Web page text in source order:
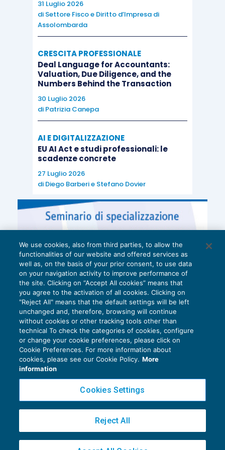
approvazione del bilancio 2018qualora, sulla
base di dati rinvenibili in tale bilancio,
in società “non finanziarie”
elementi patrimoniali di natura finanziaria
intercorrenti con i medesimi soggetti
“partecipati”(per esempio, i crediti da
garanzie rilasciate,sia superiore al 50% del
totale dell’attivo patrimoniale
aumentato dell’importo complessivo delle
eventuali garanzie prestate e degli impegni ad
erogare fondi assunti dalla società e non iscritti
all’attivo dello Stato patrimoniale).
31 Luglio 2026
di Settore Fisco e Diritto d’Impresa di
Assolombarda
CRESCITA PROFESSIONALE
Deal Language for Accountants:
Valuation, Due Diligence, and the
Numbers Behind the Transaction
30 Luglio 2026
di Patrizia Canepa
AI E DIGITALIZZAZIONE
EU AI Act e studi professionali: le
scadenze concrete
27 Luglio 2026
di Diego Barberie Stefano Dovier
Privacy Policy
Cookie Policy
Copyright 2016 ©Gruppo Euroconference S.p.A.v2.32.2
Piazza Luigi Einaudi, 10N01 - 20124 Milano - info@ecnews.it
We use cookies, also from third parties, to allow the
functionalities of our website and offered services as
well as, on the basis of your prior consent, to use data
on your navigation activity to improve performance of
the site. Clicking on “Accept All cookies” means that
you agree to the activation of all cookies. Clicking on
"Reject All" means that the default settings will be left
unchanged and, therefore, browsing will continue
without cookies or other tracking tools other than
technical To check the categories of cookies, configure
or change your cookie preferences, please click on
Cookie Preferences. For more information about
cookies, please see our Cookie Policy. More
information
Cookies Settings
Reject All